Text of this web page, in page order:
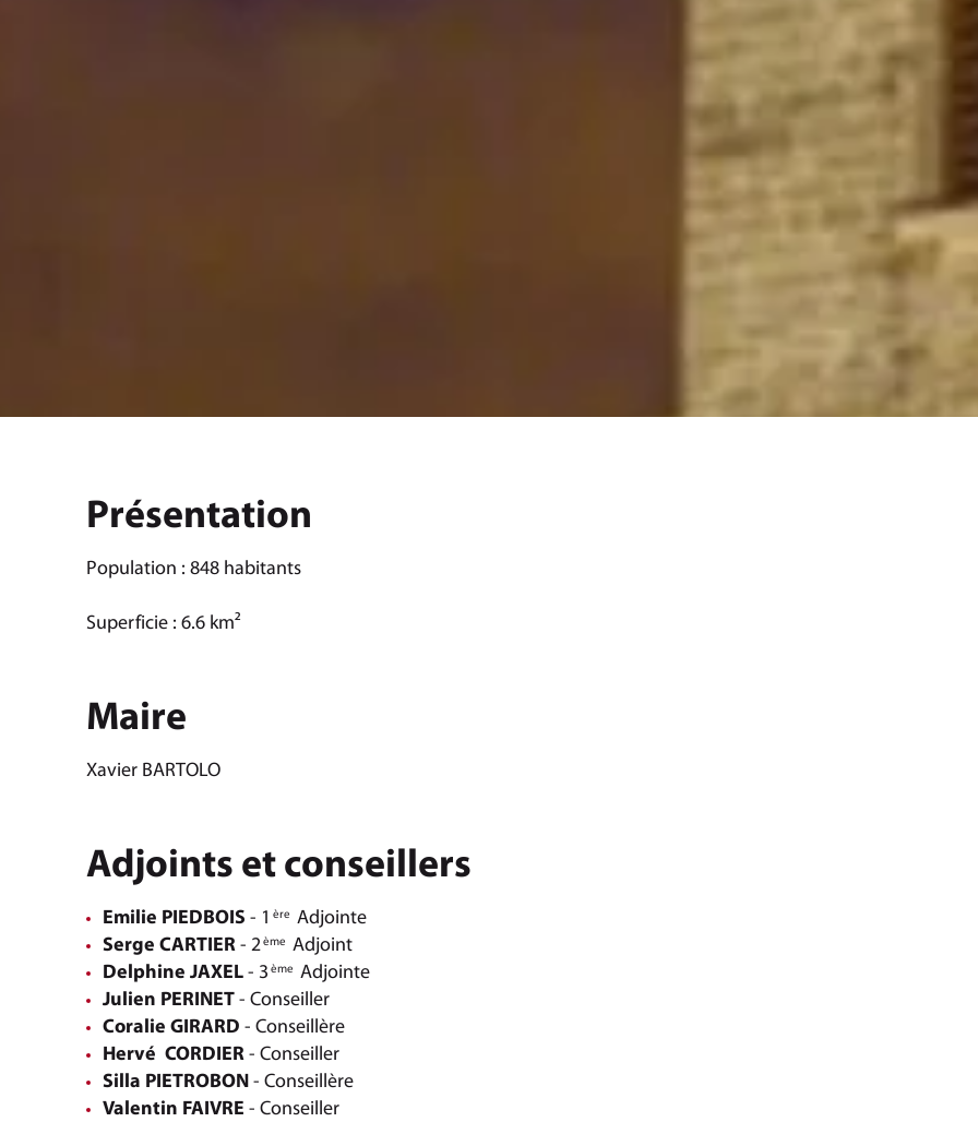
Présentation
Population : 848 habitants
Superficie : 6.6 km²
Maire
Xavier BARTOLO
Adjoints et conseillers
Emilie PIEDBOIS - 1 ère
Adjointe
Serge CARTIER- 2 ème
Adjoint
Delphine JAXEL- 3 ème
Adjointe
Julien PERINET- Conseiller
Coralie GIRARD - Conseillère
Hervé CORDIER- Conseiller
Silla PIETROBON- Conseillère
Valentin FAIVRE - Conseiller